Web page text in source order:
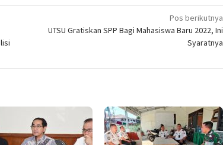
Pos berikutnya
UTSU Gratiskan SPP Bagi Mahasiswa Baru 2022, Ini
Syaratnya